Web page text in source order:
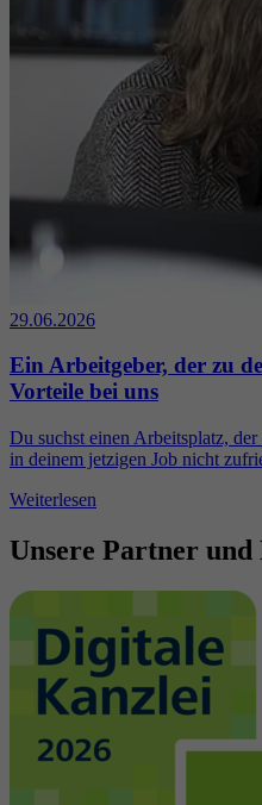
29.06.2026
Ein Arbeitgeber, der zu
Vorteile bei uns
Du suchst einen Arbeitsplatz,
in deinem jetzigen Job nicht
Weiterlesen
Unsere Partner